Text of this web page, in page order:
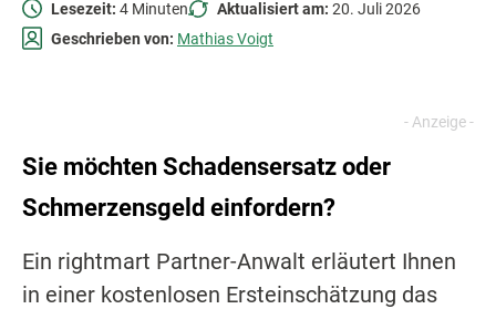
Lesezeit: 4 Minuten Aktualisiert am: 20. Juli 2026
Geschrieben von: Mathias Voigt
Sie möchten Schadensersatz oder
Schmerzensgeld einfordern?
Ein rightmart Partner-Anwalt erläutert Ihnen
in einer kostenlosen Ersteinschätzung das